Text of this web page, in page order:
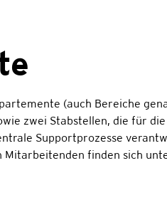
(auch Bereiche
zwei Stabstellen, die für
Supportprozesse
Mitarbeitenden finden sich